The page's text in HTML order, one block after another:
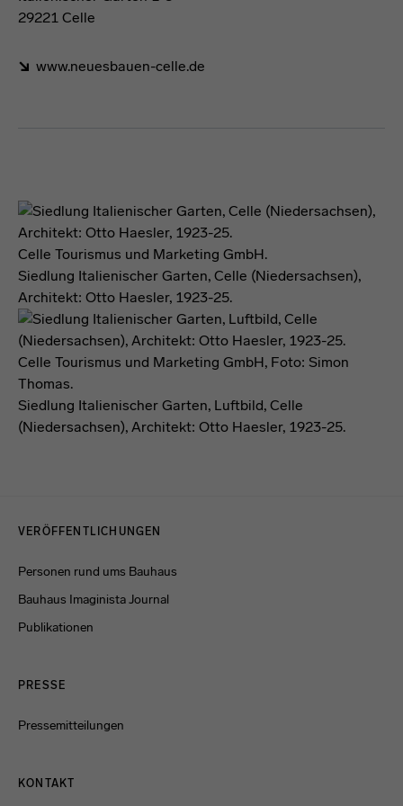
29221 Celle
www.neuesbauen-celle.de
Celle Tourismus und Marketing GmbH.
Siedlung Italienischer Garten, Celle (Niedersachsen),
Architekt: Otto Haesler, 1923-25.
Celle Tourismus und Marketing GmbH, Foto: Simon
Thomas.
Siedlung Italienischer Garten, Luftbild, Celle
(Niedersachsen), Architekt: Otto Haesler, 1923-25.
VERÖFFENTLICHUNGEN
Personen rund ums Bauhaus
Bauhaus Imaginista Journal
Publikationen
PRESSE
Pressemitteilungen
KONTAKT